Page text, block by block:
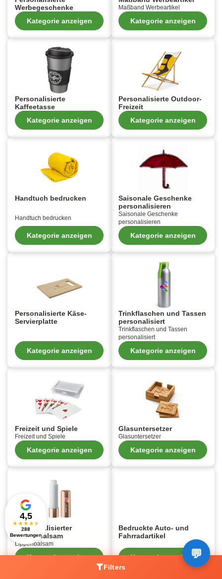
Werbegeschenke
Kategorie anzeigen
Maßband Werbeartikel
Kategorie anzeigen
Personalisierte
Kaffeetasse
Kategorie anzeigen
Personalisierte Outdoor-
Freizeit
Kategorie anzeigen
Handtuch bedrucken
Handtuch bedrucken
Kategorie anzeigen
Saisonale Geschenke
personalisieren
Saisonale Geschenke
personalisieren
Kategorie anzeigen
Personalisierte Käse-
Servierplatte
Kategorie anzeigen
Trinkflaschen und Tassen
personalisiert
Trinkflaschen und Tassen
personalisiert
Kategorie anzeigen
Freizeit und Spiele
Freizeit und Spiele
Kategorie anzeigen
Glasuntersetzer
Glasuntersetzer
Kategorie anzeigen
Individualisierter
Lippenbalsam
Lippenbalsam
Kategorie anzeigen
Bedruckte Auto- und
Fahrradartikel
Kategorie anzeigen
Filters
4,5
★★★★★
288
Bewertungen